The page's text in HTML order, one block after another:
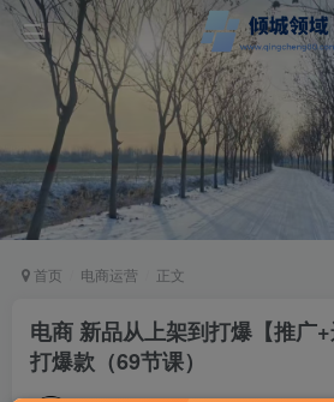
首页 电商运营 正文
电商 新品从上架到打爆【推广
打爆款（69节课）